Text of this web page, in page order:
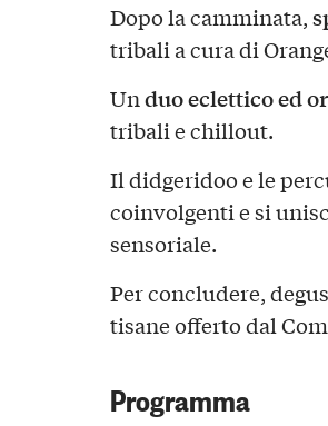
Dopo la camminata,
tribali a cura di
Unduo eclettico ed
tribali e chillout.
Il didgeridoo e le
coinvolgenti e si
sensoriale.
Per concludere,
tisane offerto dal
Programma